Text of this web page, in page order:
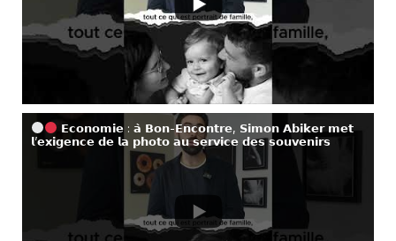
𝗘𝗰𝗼𝗻𝗼𝗺𝗶𝗲 : 𝗮̀ 𝗕𝗼𝗻-𝗘𝗻𝗰𝗼𝗻𝘁𝗿𝗲, 𝗦𝗶𝗺𝗼𝗻 𝗔𝗯𝗶𝗸𝗲𝗿 𝗺𝗲𝘁
𝗹’𝗲𝘅𝗶𝗴𝗲𝗻𝗰𝗲 𝗱𝗲 𝗹𝗮 𝗽𝗵𝗼𝘁𝗼 𝗮𝘂 𝘀𝗲𝗿𝘃𝗶𝗰𝗲 𝗱𝗲𝘀 𝘀𝗼𝘂𝘃𝗲𝗻𝗶𝗿𝘀